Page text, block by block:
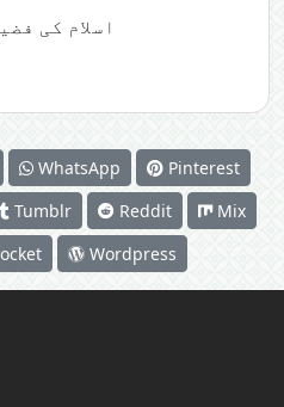
اسلام کی
WhatsApp
Pinterest
Tumblr Reddit
Mix
Wordpress